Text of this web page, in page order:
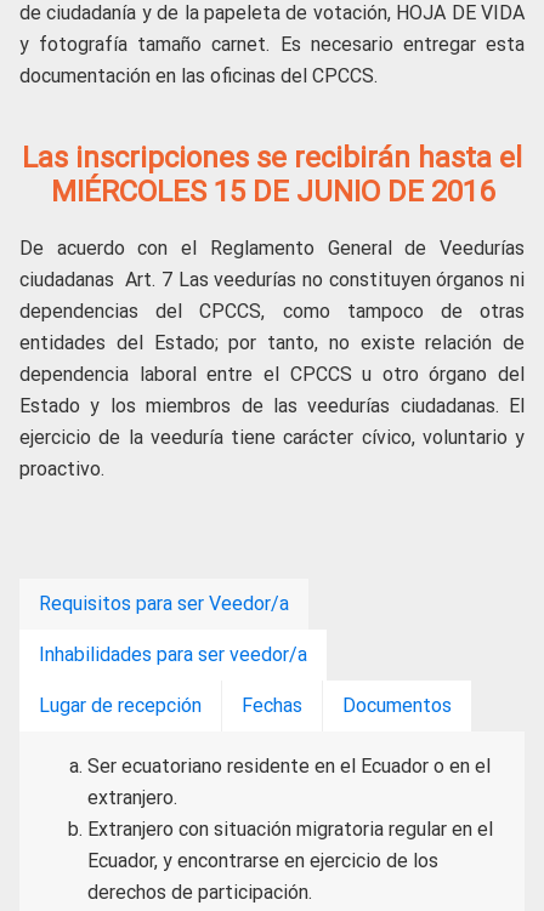
de ciudadanía y de la papeleta de votación, HOJA DE VIDA
y fotografía tamaño carnet. Es necesario entregar esta
documentación en las oficinas del CPCCS.
Las inscripciones se recibirán hasta el
MIÉRCOLES 15 DE JUNIO DE 2016
De acuerdo con el Reglamento General de Veedurías
ciudadanas Art. 7 Las veedurías no constituyen órganos ni
dependencias del CPCCS, como tampoco de otras
entidades del Estado; por tanto, no existe relación de
dependencia laboral entre el CPCCS u otro órgano del
Estado y los miembros de las veedurías ciudadanas. El
ejercicio de la veeduría tiene carácter cívico, voluntario y
proactivo.
Requisitos para ser Veedor/a
Inhabilidades para ser veedor/a
Lugar de recepción Fechas Documentos
Ser ecuatoriano residente en el Ecuador o en el
extranjero.
Extranjero con situación migratoria regular en el
Ecuador, y encontrarse en ejercicio de los
derechos de participación.